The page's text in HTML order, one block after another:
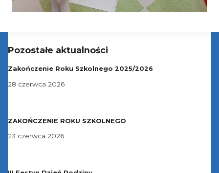
Pozostałe aktualności
Zakończenie Roku Szkolnego 2025/2026
28 czerwca 2026
ZAKOŃCZENIE ROKU SZKOLNEGO
23 czerwca 2026